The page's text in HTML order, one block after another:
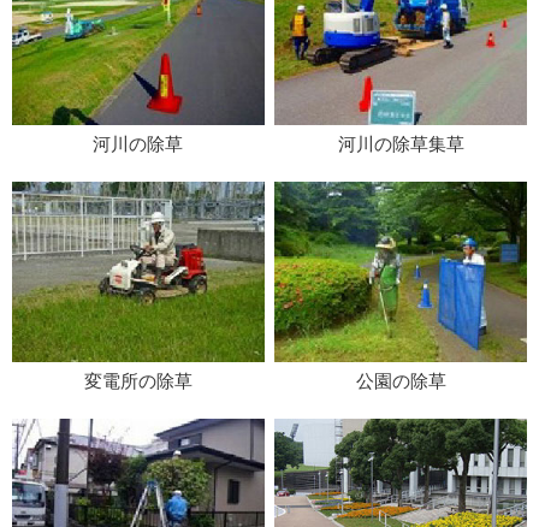
河川の除草 河川の除草集草
変電所の除草 公園の除草